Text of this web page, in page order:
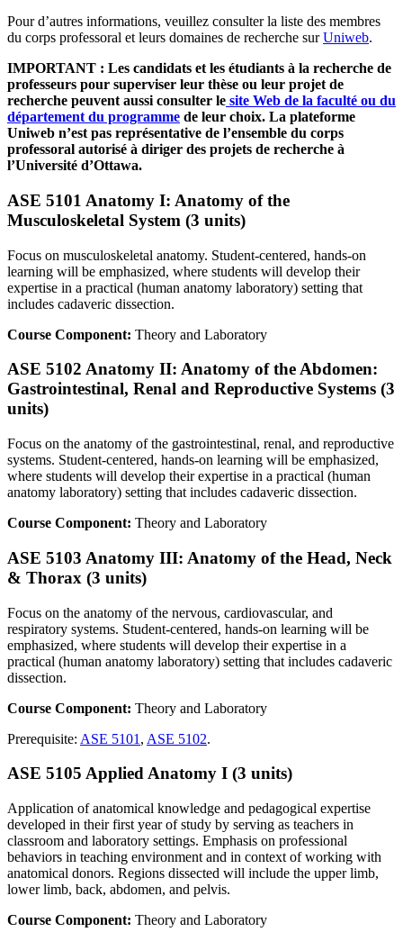
Pour d’autres informations, veuillez consulter la liste des membres
du corps professoral et leurs domaines de recherche surUniweb.
IMPORTANT : Les candidats et les étudiants à la recherche de
professeurs pour superviser leur thèse ou leur projet de
recherche peuvent aussi consulter le site Web de la faculté ou du
département du programme de leur choix. La plateforme
Uniweb n’est pas représentative de l’ensemble du corps
professoral autorisé à diriger des projets de recherche à
l’Université d’Ottawa.
ASE 5101 Anatomy I: Anatomy of the
Musculoskeletal System (3 units)
Focus on musculoskeletal anatomy. Student-centered, hands-on
learning will be emphasized, where students will develop their
expertise in a practical (human anatomy laboratory) setting that
includes cadaveric dissection.
Course Component: Theory and Laboratory
ASE 5102 Anatomy II: Anatomy of the Abdomen:
Gastrointestinal, Renal and Reproductive Systems (3
units)
Focus on the anatomy of the gastrointestinal, renal, and reproductive
systems. Student-centered, hands-on learning will be emphasized,
where students will develop their expertise in a practical (human
anatomy laboratory) setting that includes cadaveric dissection.
Course Component: Theory and Laboratory
ASE 5103 Anatomy III: Anatomy of the Head, Neck
& Thorax (3 units)
Focus on the anatomy of the nervous, cardiovascular, and
respiratory systems. Student-centered, hands-on learning will be
emphasized, where students will develop their expertise in a
practical (human anatomy laboratory) setting that includes cadaveric
dissection.
Course Component: Theory and Laboratory
Prerequisite: ASE 5101 , ASE 5102.
ASE 5105 Applied Anatomy I (3 units)
Application of anatomical knowledge and pedagogical expertise
developed in their first year of study by serving as teachers in
classroom and laboratory settings. Emphasis on professional
behaviors in teaching environment and in context of working with
anatomical donors. Regions dissected will include the upper limb,
lower limb, back, abdomen, and pelvis.
Course Component: Theory and Laboratory